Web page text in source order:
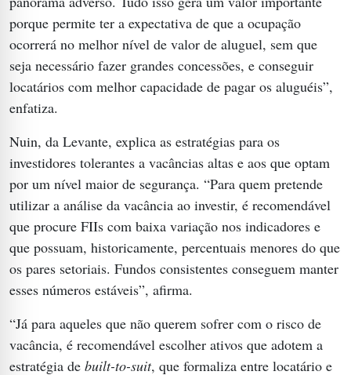
porque permite ter a expectativa de que a ocupação
ocorrerá no melhor nível de valor de aluguel, sem que
seja necessário fazer grandes concessões, e conseguir
locatários com melhor capacidade de pagar os aluguéis”,
enfatiza.
Nuin, da Levante, explica as estratégias para os
investidores tolerantes a vacâncias altas e aos que optam
por um nível maior de segurança. “Para quem pretende
utilizar a análise da vacância ao investir, é recomendável
que procure FIIs com baixa variação nos indicadores e
que possuam, historicamente, percentuais menores do que
os pares setoriais. Fundos consistentes conseguem manter
esses números estáveis”, afirma.
“Já para aqueles que não querem sofrer com o risco de
vacância, é recomendável escolher ativos que adotem a
estratégia de built-to-suit, que formaliza entre locatário e